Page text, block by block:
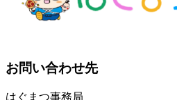
お問い合わせ先
はぐまつ事務局